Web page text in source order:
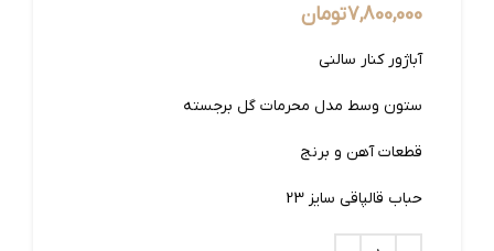
7,800,000تومان
آباژور کنار سالنی
ستون وسط مدل محرمات گل برجسته
قطعات آهن و برنج
حباب قالپاقی سایز 23